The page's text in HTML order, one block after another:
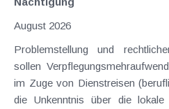
August 2026
Problemstellung und rechtlicher
sollen
im Zuge von Dienstreisen
die Unkenntnis über die